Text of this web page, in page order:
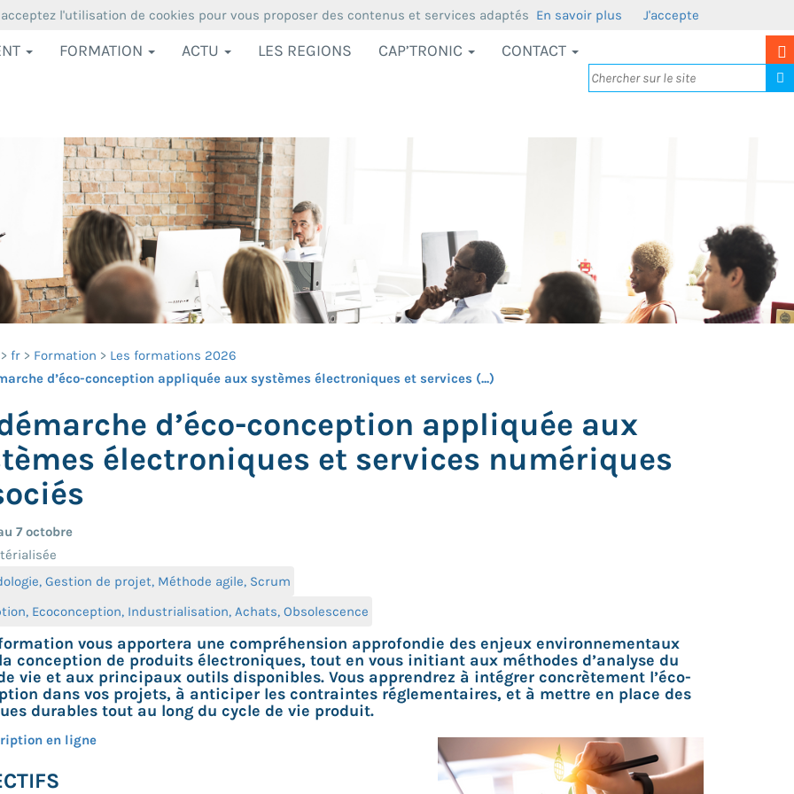
FORMATION ACTU LES REGIONS CAP’TRONIC CONTACT
fr Formation
Les formations 2026
d’éco-conception appliquée aux systèmes électroniques et services (...)
d’éco-conception appliquée aux
électroniques et services numériques
7 octobre
Gestion de projet, Méthode agile, Scrum
Ecoconception, Industrialisation, Achats, Obsolescence
vous apportera une compréhension approfondie des enjeux environnementaux
conception de produits électroniques, tout en vous initiant aux méthodes d’analyse du
vie et aux principaux outils disponibles. Vous apprendrez à intégrer concrètement l’éco-
dans vos projets, à anticiper les contraintes réglementaires, et à mettre en place des
durables tout au long du cycle de vie produit.
en ligne
l'utilisation de cookies pour vous proposer des contenus et services adaptés En savoir plus J'accepte